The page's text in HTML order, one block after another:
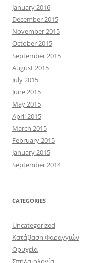
January 2016
December 2015
November 2015
October 2015
September 2015
August 2015
July 2015
June 2015
May 2015
April 2015
March 2015
February 2015
January 2015
September 2014
CATEGORIES
Uncategorized
Κατάβαση Φαραγγιών
Ορυχεία